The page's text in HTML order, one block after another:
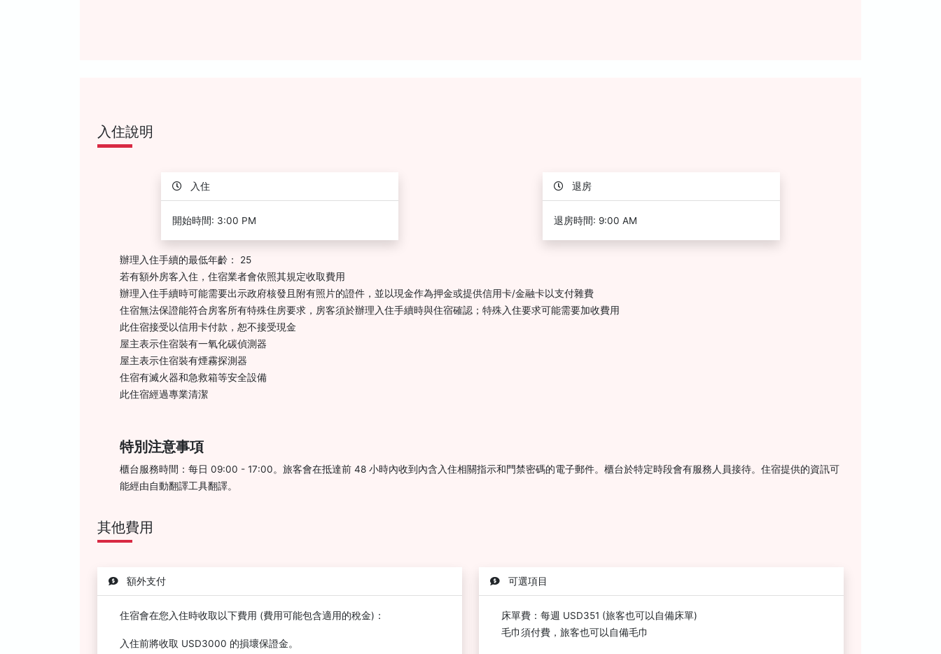
入住說明
入住
開始時間: 3:00 PM
退房
退房時間: 9:00 AM
辦理入住手續的最低年齡： 25
若有額外房客入住，住宿業者會依照其規定收取費用
辦理入住手續時可能需要出示政府核發且附有照片的證件，並以現金作為押金或提供信用卡/金融卡以支付雜費
住宿無法保證能符合房客所有特殊住房要求，房客須於辦理入住手續時與住宿確認；特殊入住要求可能需要加收費用
此住宿接受以信用卡付款，恕不接受現金
屋主表示住宿裝有一氧化碳偵測器
屋主表示住宿裝有煙霧探測器
住宿有滅火器和急救箱等安全設備
此住宿經過專業清潔
特別注意事項
櫃台服務時間：每日 09:00 - 17:00。旅客會在抵達前 48 小時內收到內含入住相關指示和門禁密碼的電子郵件。櫃台於特定時段會有服務人員接待。住宿提供的資訊可
能經由自動翻譯工具翻譯。
其他費用
額外支付
住宿會在您入住時收取以下費用 (費用可能包含適用的稅金)：
入住前將收取 USD3000 的損壞保證金。
可選項目
床單費：每週 USD351 (旅客也可以自備床單)
毛巾須付費，旅客也可以自備毛巾